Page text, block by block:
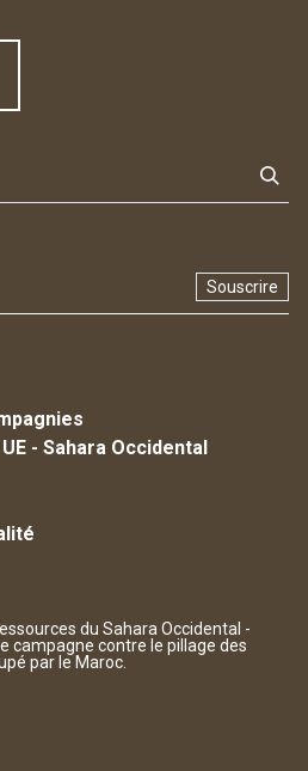
Souscrire
- Sahara Occidental
du Sahara Occidental -
campagne contre le pillage des
par le Maroc.